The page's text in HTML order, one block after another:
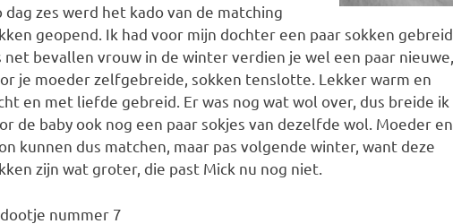
dag zes werd het kado van de matching
geopend. Ik had voor mijn dochter een paar sokken gebreid,
net bevallen vrouw in de winter verdien je wel een paar nieuwe,
je moeder zelfgebreide, sokken tenslotte. Lekker warm en
en met liefde gebreid. Er was nog wat wol over, dus breide ik
de baby ook nog een paar sokjes van dezelfde wol. Moeder en
kunnen dus matchen, maar pas volgende winter, want deze
zijn wat groter, die past Mick nu nog niet.
nummer 7